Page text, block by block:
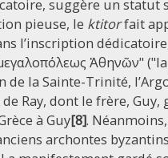
suggère un statut
pieuse, le ktitorfait
l’inscription
Ἀθηνῶν"
de la Sainte-Trinité,
Ray, dont le frère, Guy,
à Guy[8].
archontes